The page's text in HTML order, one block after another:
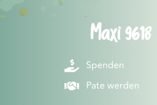
Maxi 9618
Spenden
Pate werden